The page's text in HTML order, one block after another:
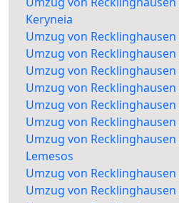
Keryneia
Umzug von
Umzug von
Umzug von
Umzug von
Umzug von Recklinghausen
Umzug von
Umzug von
Lemesos
Umzug von
Umzug von Recklinghausen